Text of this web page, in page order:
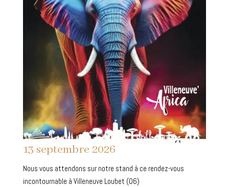
13 septembre 2026
Nous vous attendons sur notre stand à ce rendez-vous
incontournable à Villeneuve Loubet (06)